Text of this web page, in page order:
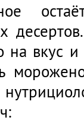
на вкус